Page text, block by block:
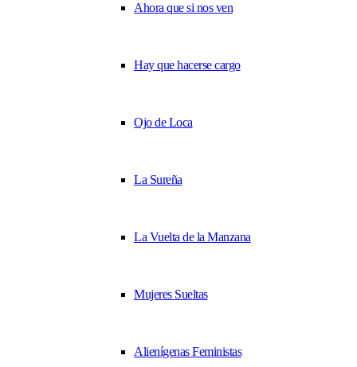
Ahora que si nos ven
Hay que hacerse cargo
Ojo de Loca
La Sureña
La Vuelta de la Manzana
Mujeres Sueltas
Alienígenas Feministas